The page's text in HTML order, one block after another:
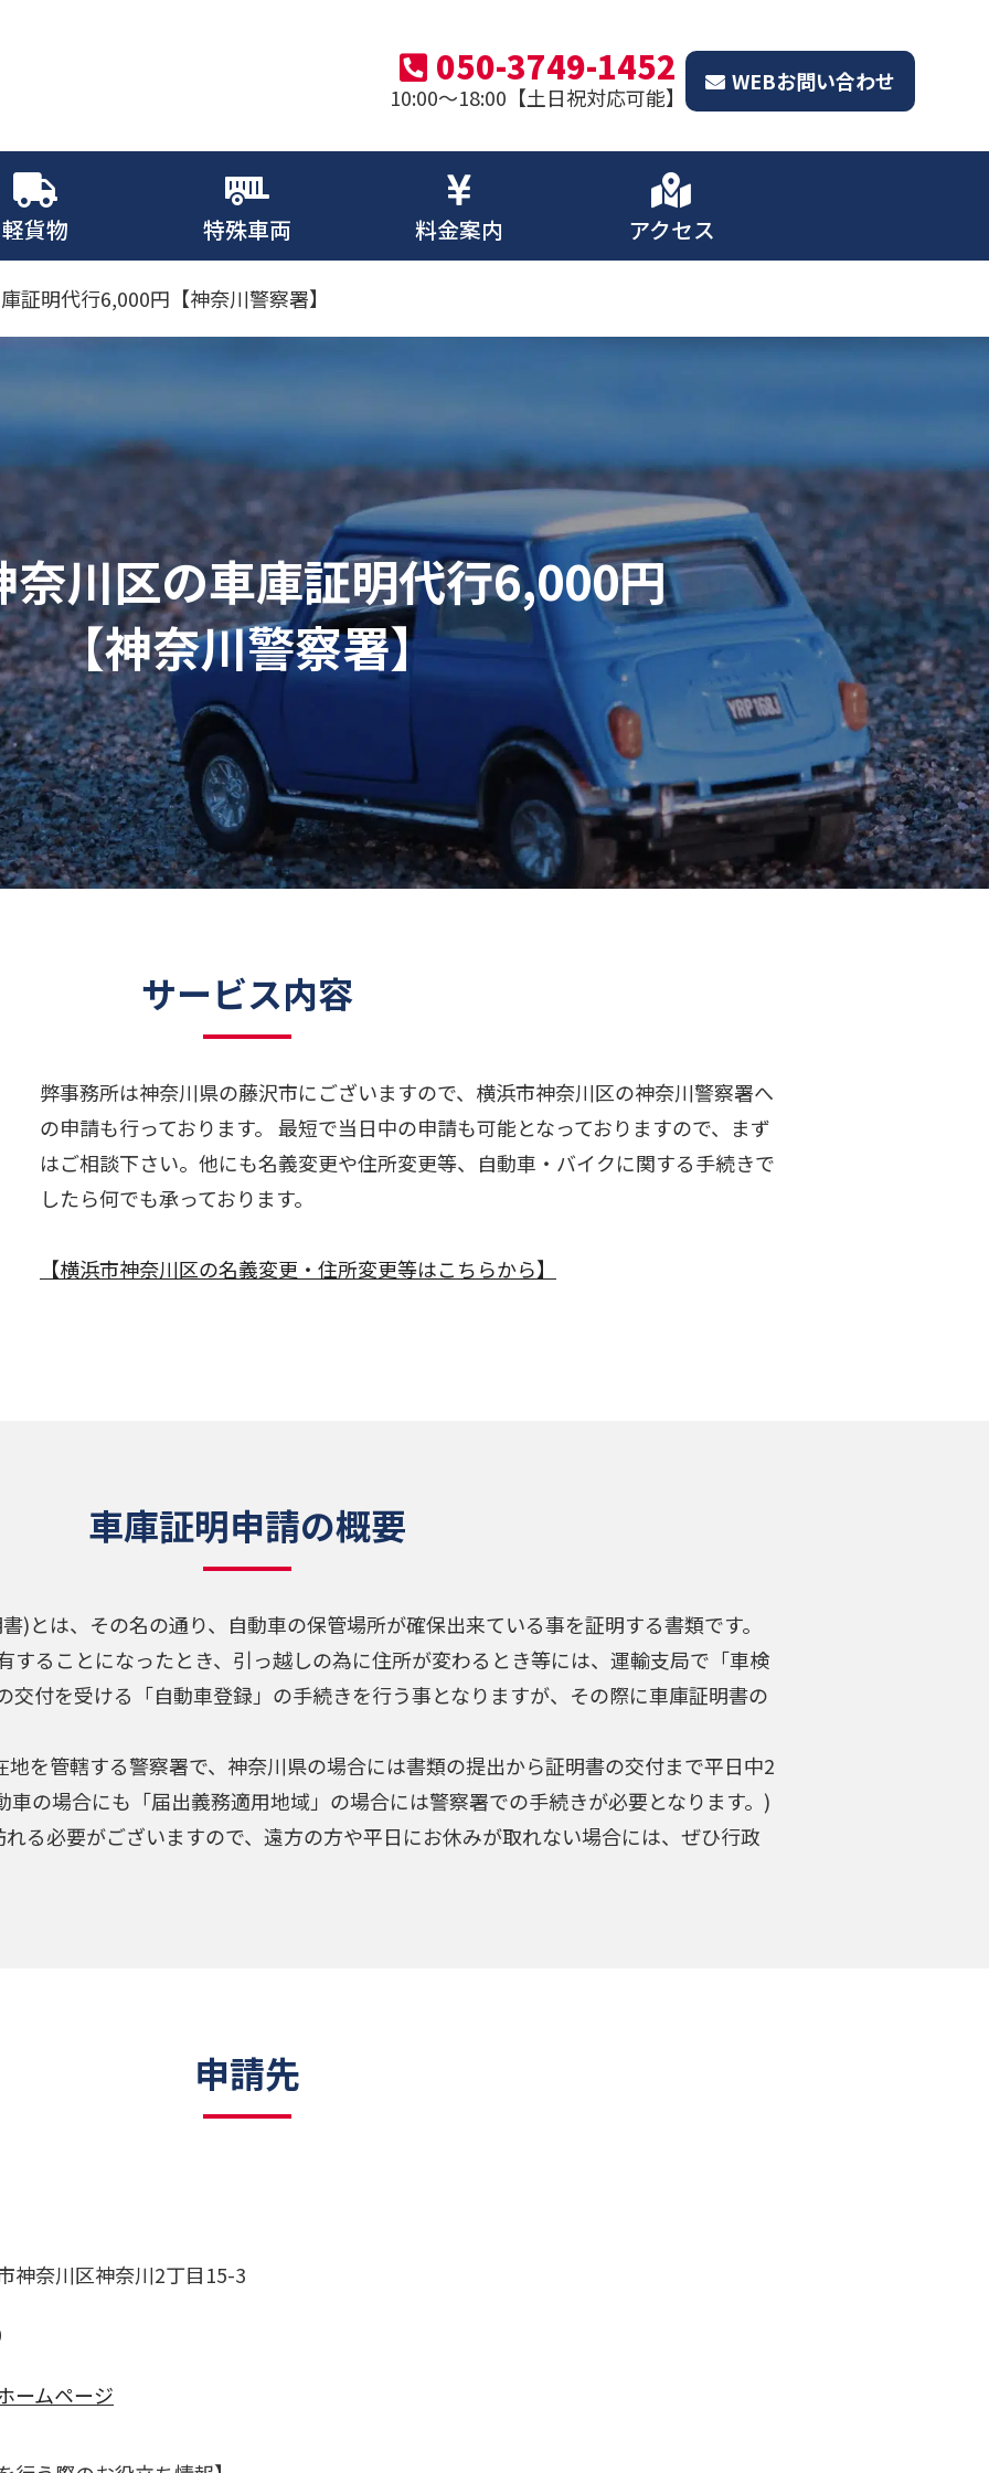
050-3749-1452
10:00～18:00【土日祝対応可能】
WEBお問い合わせ
軽貨物 特殊車両 料金案内 アクセス
証明代行6,000円【神奈川警察署】
奈川区の車庫証明代行6,000円
【神奈川警察署】
サービス内容
弊事務所は神奈川県の藤沢市にございますので、横浜市神奈川区の神奈川警察署へ
の申請も行っております。 最短で当日中の申請も可能となっておりますので、まず
はご相談下さい。他にも名義変更や住所変更等、自動車・バイクに関する手続きで
したら何でも承っております。
【横浜市神奈川区の名義変更・住所変更等はこちらから】
車庫証明申請の概要
)とは、その名の通り、自動車の保管場所が確保出来ている事を証明する書類です。
することになったとき、引っ越しの為に住所が変わるとき等には、運輸支局で「車検
交付を受ける「自動車登録」の手続きを行う事となりますが、その際に車庫証明書の
を管轄する警察署で、神奈川県の場合には書類の提出から証明書の交付まで平日中2
の場合にも「届出義務適用地域」の場合には警察署での手続きが必要となります。)
る必要がございますので、遠方の方や平日にお休みが取れない場合には、ぜひ行政
申請先
神奈川区神奈川2丁目15-3
ームページ